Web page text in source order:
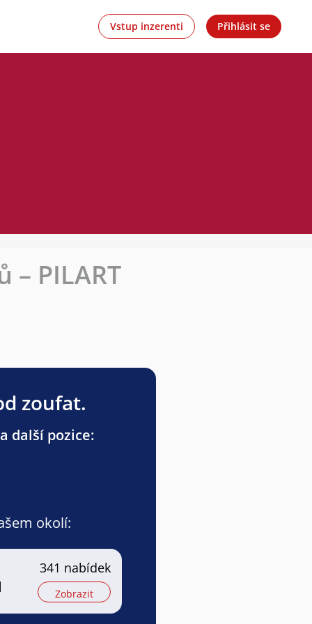
Vstup inzerenti Přihlásit se
PILART
zoufat.
další pozice:
okolí:
341 nabídek
Zobrazit